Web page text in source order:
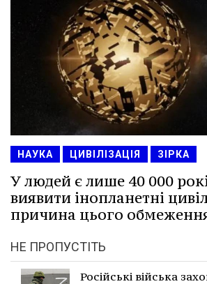
НАУКА ЦИВІЛІЗАЦІЯ ЗІРКА
У людей є лише 40 000
виявити інопланетні
причина цього
НЕ ПРОПУСТІТЬ
Російські війська